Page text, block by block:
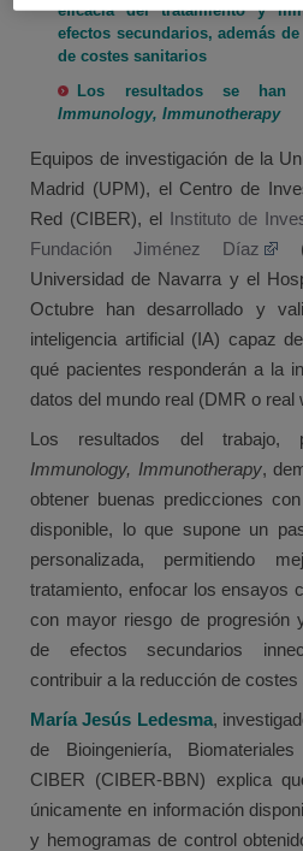
eficacia del tratamiento y
efectos secundarios, además
de costes sanitarios
Los resultados se han
Immunology, Immunotherapy
Equipos de investigación de la
Madrid (UPM), el Centro de
Red (CIBER), el
Instituto de
Fundación Jiménez Díaz
Universidad de Navarra y el
Octubre han desarrollado y
inteligencia artificial (IA) capaz
qué pacientes responderán a la
datos del mundo real (DMR o real
Los resultados del trabajo,
Immunology, Immunotherapy,
obtener buenas predicciones
disponible, lo que supone un
personalizada, permitiendo
tratamiento, enfocar los ensayos
con mayor riesgo de progresión
de efectos secundarios
contribuir a la reducción de costes
María Jesús Ledesma,
de Bioingeniería,
CIBER (CIBER-BBN) explica
únicamente en información
y hemogramas de control